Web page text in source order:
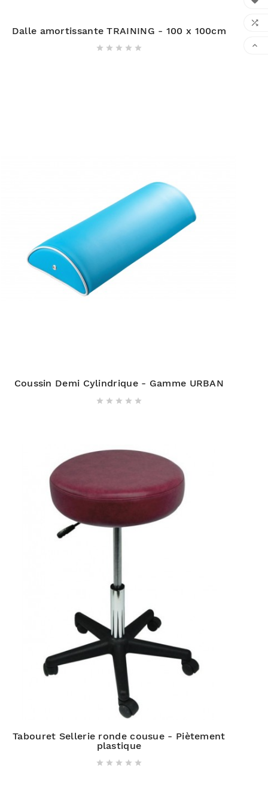
Dalle amortissante TRAINING - 100 x 100cm
    
Coussin Demi Cylindrique - Gamme URBAN
    
Tabouret Sellerie ronde cousue - Piètement
plastique
    

